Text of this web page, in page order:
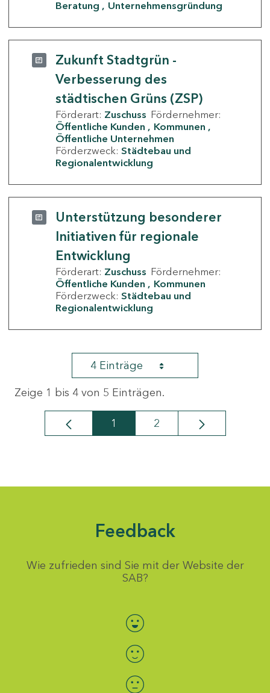
Beratung
Unternehmensgründung
Zukunft Stadtgrün -
Verbesserung des
städtischen Grüns (ZSP)
Förderart: Zuschuss Fördernehmer:
Öffentliche Kunden
Kommunen
Öffentliche Unternehmen
Förderzweck: Städtebau und
Regionalentwicklung
Unterstützung besonderer
Initiativen für regionale
Entwicklung
Förderart: Zuschuss Fördernehmer:
Öffentliche Kunden
Kommunen
Förderzweck: Städtebau und
Regionalentwicklung
4 Einträge
Zeige 1 bis 4 von 5 Einträgen.
Seite
1 Seite
2
Feedback
Wie zufrieden sind Sie mit der Website der
SAB?
Bewertung auswählen